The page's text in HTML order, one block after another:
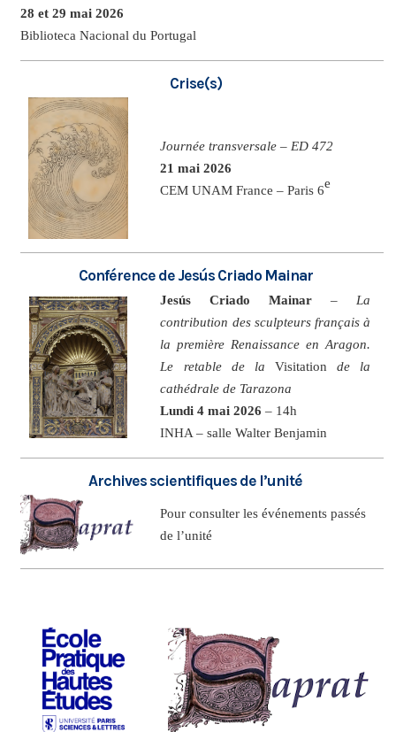
28 et 29 mai 2026
Biblioteca Nacional du Portugal
Crise(s)
Journée transversale – ED 472
21 mai 2026
CEM UNAM France – Paris 6e
Conférence de Jesús Criado Mainar
Jesús Criado Mainar – La
contribution des sculpteurs français à
la première Renaissance en Aragon.
Le retable de la Visitation de la
cathédrale de Tarazona
Lundi 4 mai 2026 – 14h
INHA – salle Walter Benjamin
Archives scientifiques de l’unité
Pour consulter les événements passés
de l’unité